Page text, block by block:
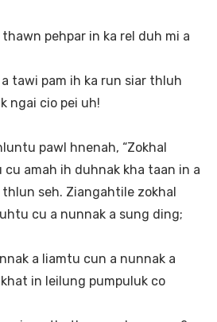
pehpar in ka rel duh mi a
tawi pam ih ka run siar thluh
ngai cio pei uh!
pawl hnenah, “Zokhal
amah ih duhnak kha taan in a
seh. Ziangahtile zokhal
cu a nunnak a sung ding;
a liamtu cun a nunnak a
in leilung pumpuluk co